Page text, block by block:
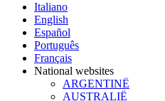
Italiano
English
Español
Português
Français
National websites
ARGENTINË
AUSTRALIË